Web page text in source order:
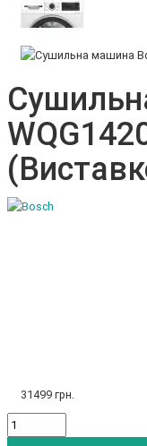
31499 грн.